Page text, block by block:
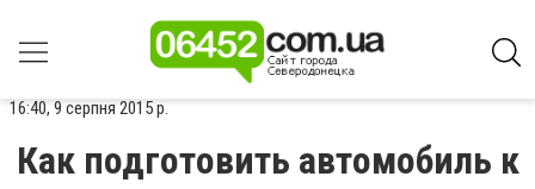
16:40, 9 серпня 2015 р.
Как подготовить автомобиль к